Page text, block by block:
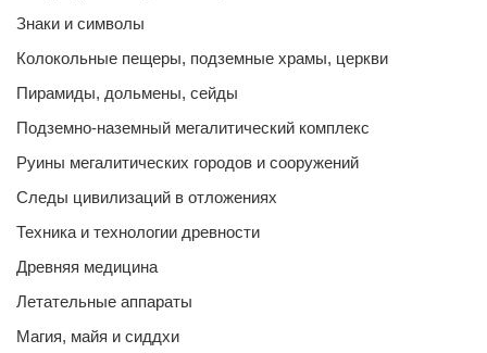
Знаки и символы
Колокольные пещеры, подземные храмы, церкви
Пирамиды, дольмены, сейды
Подземно-наземный мегалитический комплекс
Руины мегалитических городов и сооружений
Следы цивилизаций в отложениях
Техника и технологии древности
Древняя медицина
Летательные аппараты
Магия, майя и сиддхи